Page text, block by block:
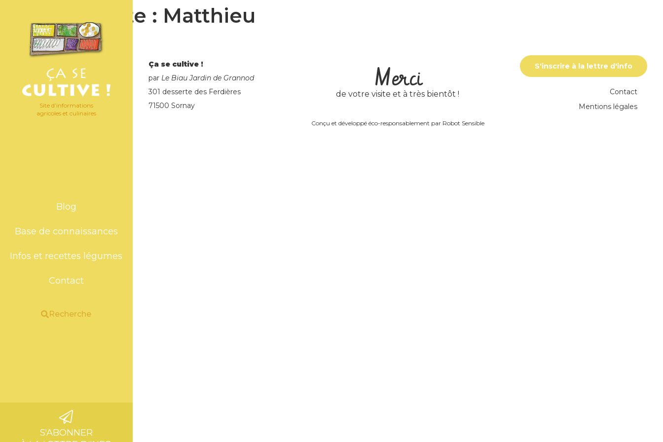
Site d’informations
agricoles et culinaires
Blog
Base de connaissances
Infos et recettes légumes
Contact
Recherche
S'ABONNER
Étiquette : Matthieu
Ça se cultive !
par Le Biau Jardin de Grannod
301 desserte des Ferdières
71500 Sornay
Merci
de votre visite et à très bientôt !
S'inscrire à la lettre d'info
Contact
Mentions légales
Conçu et développé éco-responsablement par Robot Sensible